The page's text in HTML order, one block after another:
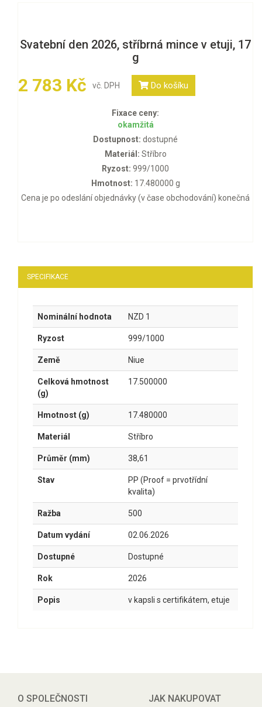
Svatební den 2026, stříbrná mince v etuji, 17
g
2 783 Kč vč. DPH Do košíku
Fixace ceny:
okamžitá
Dostupnost: dostupné
Materiál: Stříbro
Ryzost: 999/1000
Hmotnost: 17.480000 g
Cena je po odeslání objednávky (v čase obchodování) konečná
SPECIFIKACE
Nominální hodnota NZD 1
Ryzost 999/1000
Země Niue
Celková hmotnost
(g)
17.500000
Hmotnost (g) 17.480000
Materiál Stříbro
Průměr (mm) 38,61
Stav
PP (Proof = prvotřídní
kvalita)
Ražba 500
Datum vydání 02.06.2026
Dostupné Dostupné
Rok 2026
Popis v kapsli s certifikátem, etuje
O SPOLEČNOSTI JAK NAKUPOVAT